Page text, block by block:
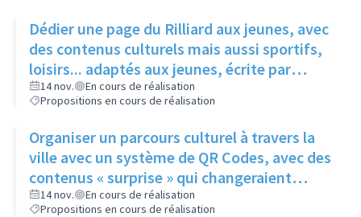
Dédier une page du Rilliard aux jeunes, avec
des contenus culturels mais aussi sportifs,
loisirs... adaptés aux jeunes, écrite par
quelques adolescents fréquentant l'espace
jeune
14 nov.
En cours de réalisation
Propositions en cours de réalisation
Organiser un parcours culturel à travers la
ville avec un système de QR Codes, avec des
contenus « surprise » qui changeraient
régulièrement pour éviter la lassitude
14 nov.
En cours de réalisation
Propositions en cours de réalisation